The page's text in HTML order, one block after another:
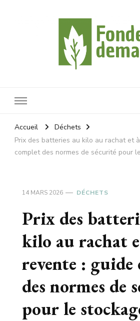
Accueil
Déchets
Prix des batteries au kilo au rachat et
complet des normes de sécurité pour
14 MARS 2026 DÉCHETS
Prix des
kilo au rachat
revente : guide
des normes de
pour le